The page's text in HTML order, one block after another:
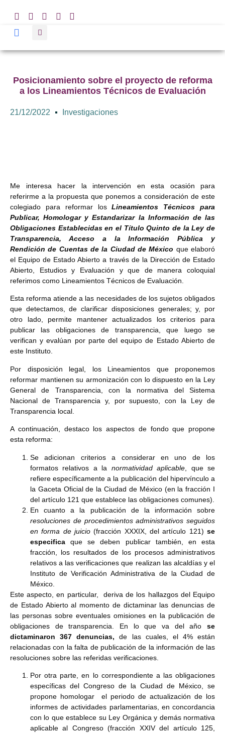
Posicionamiento sobre el proyecto de reforma
a los Lineamientos Técnicos de Evaluación
21/12/2022 Investigaciones
Me interesa hacer la intervención en esta ocasión para
referirme a la propuesta que ponemos a consideración de este
colegiado para reformar losLineamientos Técnicos para
Publicar, Homologar y Estandarizar la Información de las
Obligaciones Establecidas en el Título Quinto de la Ley de
Transparencia, Acceso a la Información Pública y
Rendición de Cuentas de la Ciudad de México que elaboró
el Equipo de Estado Abierto a través de la Dirección de Estado
Abierto, Estudios y Evaluación y que de manera coloquial
referimos como Lineamientos Técnicos de Evaluación.
Esta reforma atiende a las necesidades de los sujetos obligados
que detectamos, de clarificar disposiciones generales; y, por
otro lado, permite mantener actualizados los criterios para
publicar las obligaciones de transparencia, que luego se
verifican y evalúan por parte del equipo de Estado Abierto de
este Instituto.
Por disposición legal, los Lineamientos que proponemos
reformar mantienen su armonización con lo dispuesto en la Ley
General de Transparencia, con la normativa del Sistema
Nacional de Transparencia y, por supuesto, con la Ley de
Transparencia local.
A continuación, destaco los aspectos de fondo que propone
esta reforma:
Se adicionan criterios a considerar en uno de los
formatos relativos a la normatividad aplicable , que se
refiere específicamente a la publicación del hipervínculo a
la Gaceta Oficial de la Ciudad de México (en la fracción I
del artículo 121 que establece las obligaciones comunes).
En cuanto a la publicación de la información sobre
resoluciones de procedimientos administrativos seguidos
en forma de juicio (fracción XXXIX, del artículo 121) se
especifica que se deben publicar también, en esta
fracción, los resultados de los procesos administrativos
relativos a las verificaciones que realizan las alcaldías y el
Instituto de Verificación Administrativa de la Ciudad de
México.
Este aspecto, en particular, deriva de los hallazgos del Equipo
de Estado Abierto al momento de dictaminar las denuncias de
las personas sobre eventuales omisiones en la publicación de
obligaciones de transparencia. En lo que va del año se
dictaminaron 367 denuncias, de las cuales, el 4% están
relacionadas con la falta de publicación de la información de las
resoluciones sobre las referidas verificaciones.
Por otra parte, en lo correspondiente a las obligaciones
específicas del Congreso de la Ciudad de México, se
propone homologar el periodo de actualización de los
informes de actividades parlamentarias, en concordancia
con lo que establece su Ley Orgánica y demás normativa
aplicable al Congreso (fracción XXIV del artículo 125,